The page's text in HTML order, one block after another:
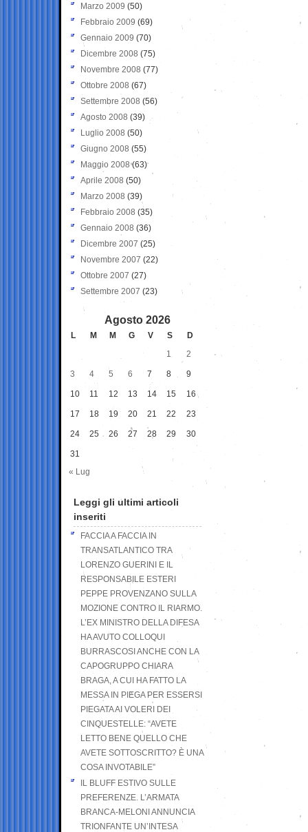
Marzo 2009 (50)
Febbraio 2009 (69)
Gennaio 2009 (70)
Dicembre 2008 (75)
Novembre 2008 (77)
Ottobre 2008 (67)
Settembre 2008 (56)
Agosto 2008 (39)
Luglio 2008 (50)
Giugno 2008 (55)
Maggio 2008(63)
Aprile 2008 (50)
Marzo 2008 (39)
Febbraio 2008 (35)
Gennaio 2008 (36)
Dicembre 2007 (25)
Novembre 2007 (22)
Ottobre 2007 (27)
Settembre 2007 (23)
Agosto 2026
L M M G V S
D
1
2
3 4 5 6 7 8 9
10 11 12 13 14 15 16
17 18 19 20 21 22 23
24 25 26 27 28 29 30
31
« Lug
Leggi gli ultimi articoli
inseriti
FACCIA A FACCIA IN
TRANSATLANTICO TRA
LORENZO GUERINI E IL
RESPONSABILE ESTERI
PEPPE PROVENZANO SULLA
MOZIONE CONTRO IL RIARMO.
L’EX MINISTRO DELLA DIFESA
HA AVUTO COLLOQUI
BURRASCOSI ANCHE CON LA
CAPOGRUPPO CHIARA
BRAGA, A CUI HA FATTO LA
MESSA IN PIEGA PER ESSERSI
PIEGATA AI VOLERI DEI
CINQUESTELLE: “AVETE
LETTO BENE QUELLO CHE
AVETE SOTTOSCRITTO? È UNA
COSA INVOTABILE”
IL BLUFF ESTIVO SULLE
PREFERENZE. L’ARMATA
BRANCA-MELONI ANNUNCIA
TRIONFANTE UN’INTESA